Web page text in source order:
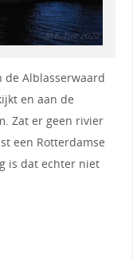
de Alblasserwaard
en aan de
Zat er geen rivier
een Rotterdamse
is dat echter niet